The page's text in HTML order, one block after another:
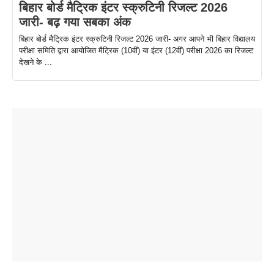
बिहार बोर्ड मैट्रिक इंटर स्क्रुटिनी रिजल्ट 2026
जारी- बढ़ गया सबका अंक
बिहार बोर्ड मैट्रिक इंटर स्क्रुटिनी रिजल्ट 2026 जारी- अगर आपने भी बिहार विद्यालय
परीक्षा समिति द्वारा आयोजित मैट्रिक (10वीं) या इंटर (12वीं) परीक्षा 2026 का रिजल्ट
देखने के ...